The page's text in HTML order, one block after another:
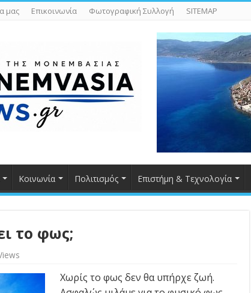
μας Επικοινωνία Φωτογραφική Συλλογή SITEMAP
Κοινωνία Πολιτισμός Επιστήμη & Τεχνολογία
το φως;
Χωρίς το φως δεν θα υπήρχε ζωή.